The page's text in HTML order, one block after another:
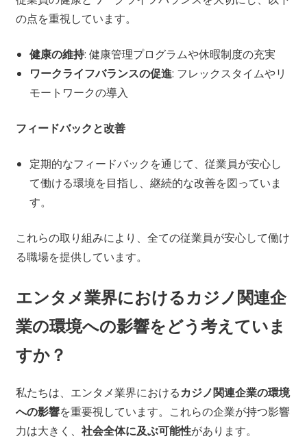
の点を重視しています。
健康の維持: 健康管理プログラムや休暇制度の充実
ワークライフバランスの促進: フレックスタイムやリ
モートワークの導入
フィードバックと改善
定期的なフィードバックを通じて、従業員が安心し
て働ける環境を目指し、継続的な改善を図っていま
す。
これらの取り組みにより、全ての従業員が安心して働け
る職場を提供しています。
エンタメ業界におけるカジノ関連企
業の環境への影響をどう考えていま
すか？
私たちは、エンタメ業界におけるカジノ関連企業の環境
への影響を重要視しています。これらの企業が持つ影響
力は大きく、 社会全体に及ぶ可能性があります。